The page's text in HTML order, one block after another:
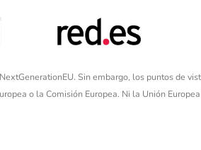
NextGenerationEU. Sin embargo, los puntos de
o la Comisión Europea. Ni la Unión